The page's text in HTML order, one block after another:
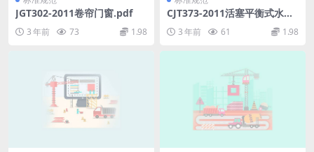
JGT302-2011卷帘门窗.pdf
3 年前 73 1.98
CJT373-2011活塞平衡式水泵
3 年前 61 1.98